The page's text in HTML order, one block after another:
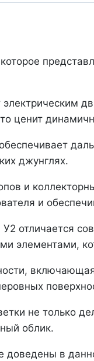
ценит
джунглях.
и
и
У2 отличается
элементами,
не только
облик.
доведены в